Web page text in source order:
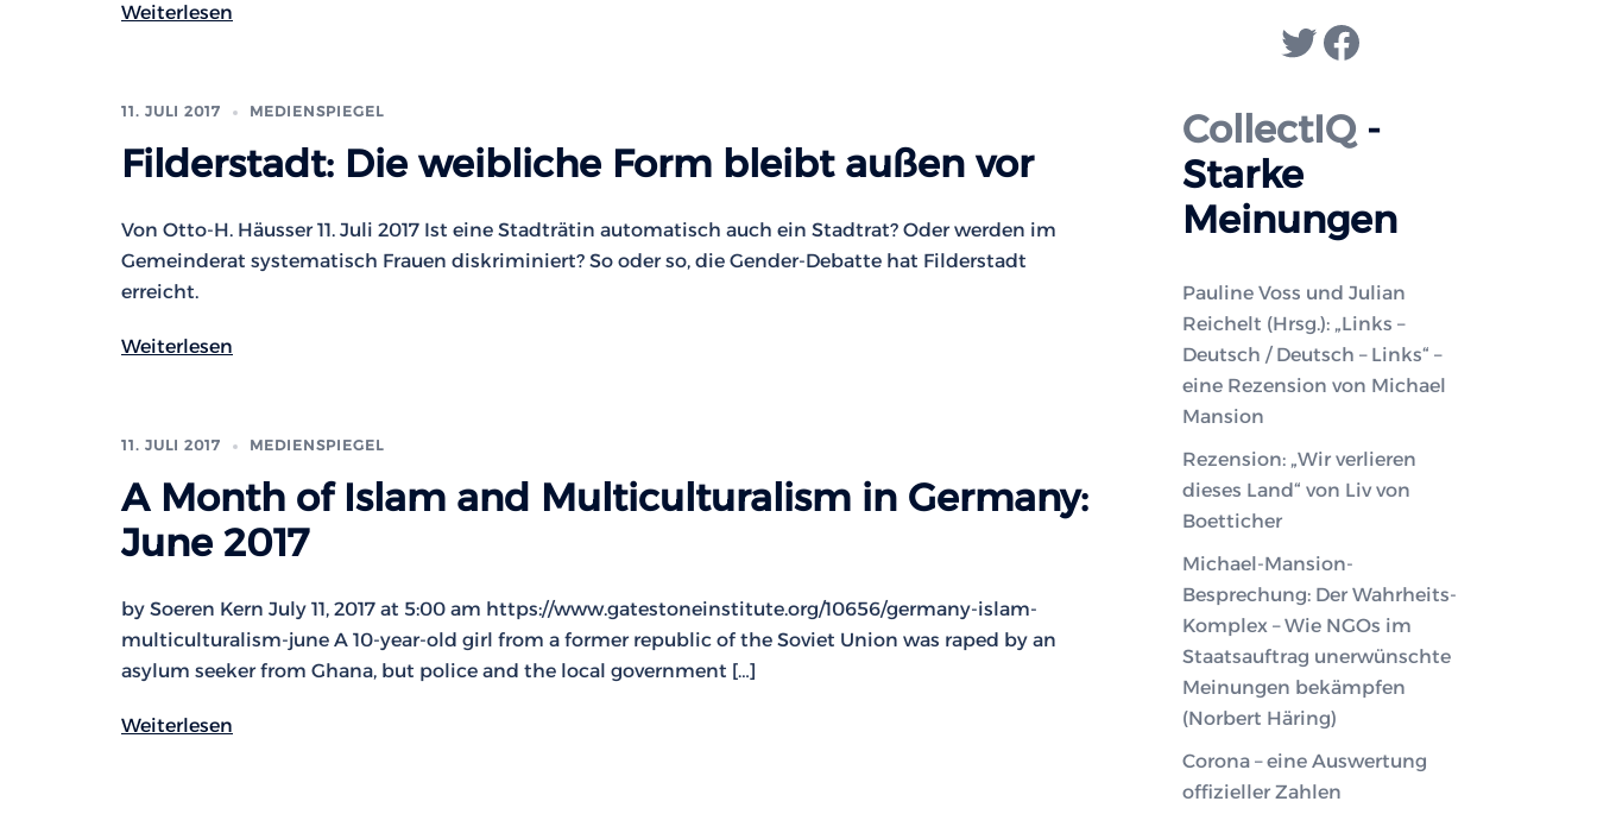
Weiterlesen
11. JULI 2017 MEDIENSPIEGEL
Filderstadt: Die weibliche Form bleibt außen vor
Von Otto-H. Häusser 11. Juli 2017 Ist eine Stadträtin automatisch auch ein Stadtrat? Oder werden im
Gemeinderat systematisch Frauen diskriminiert? So oder so, die Gender-Debatte hat Filderstadt
erreicht.
Weiterlesen
11. JULI 2017 MEDIENSPIEGEL
A Month of Islam and Multiculturalism in Germany:
June 2017
by Soeren Kern July 11, 2017 at 5:00 am https://www.gatestoneinstitute.org/10656/germany-islam-
multiculturalism-june A 10-year-old girl from a former republic of the Soviet Union was raped by an
asylum seeker from Ghana, but police and the local government […]
Weiterlesen
Twitter
Facebook
CollectIQ-
Starke
Meinungen
Pauline Voss und Julian
Reichelt (Hrsg.): „Links –
Deutsch / Deutsch – Links“ –
eine Rezension von Michael
Mansion
Rezension: „Wir verlieren
dieses Land“ von Liv von
Boetticher
Michael-Mansion-
Besprechung: Der Wahrheits-
Komplex – Wie NGOs im
Staatsauftrag unerwünschte
Meinungen bekämpfen
(Norbert Häring)
Corona – eine Auswertung
offizieller Zahlen